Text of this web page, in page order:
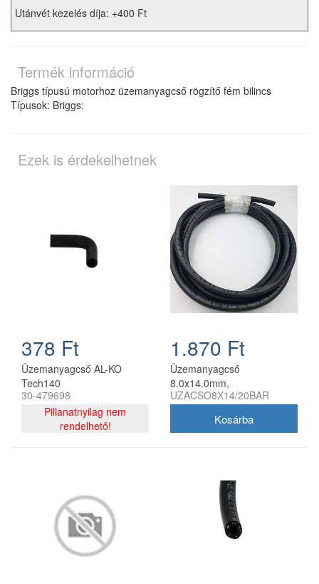
Utánvét kezelés díja: +400 Ft
Termék információ
Briggs típusú motorhoz üzemanyagcső rögzítő fém bilincs
Típusok: Briggs:
Ezek is érdekelhetnek
378 Ft
Üzemanyagcső AL-KO
Tech140
30-479698
Pillanatnyilag nem
rendelhető!
1.870 Ft
Üzemanyagcső
8.0x14.0mm,
vászonbetétes, fagumit
UZACSO8X14/20BAR